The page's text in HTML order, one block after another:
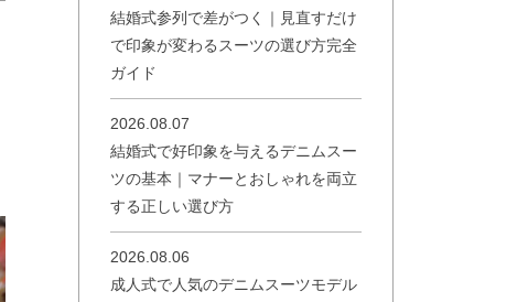
結婚式参列で差がつく｜見直すだけ
で印象が変わるスーツの選び方完全
ガイド
2026.08.07
結婚式で好印象を与えるデニムスー
ツの基本｜マナーとおしゃれを両立
する正しい選び方
2026.08.06
成人式で人気のデニムスーツモデル